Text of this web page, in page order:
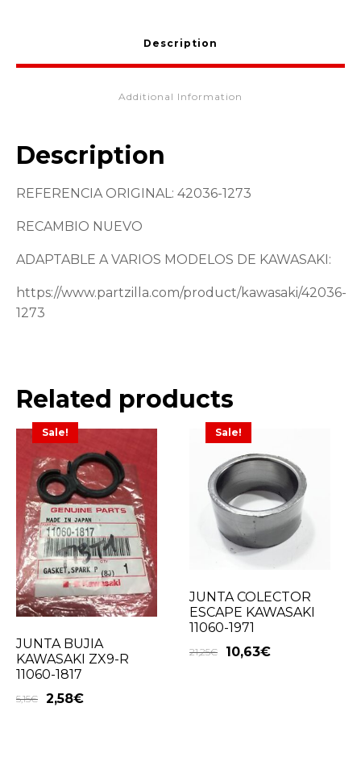
Description
Additional Information
Description
REFERENCIA ORIGINAL: 42036-1273
RECAMBIO NUEVO
ADAPTABLE A VARIOS MODELOS DE KAWASAKI:
https://www.partzilla.com/product/kawasaki/42036-
1273
Related products
Sale!
JUNTA BUJIA
KAWASAKI ZX9-R
11060-1817
5,15€ 2,58€
Sale!
JUNTA COLECTOR
ESCAPE KAWASAKI
11060-1971
21,25€ 10,63€